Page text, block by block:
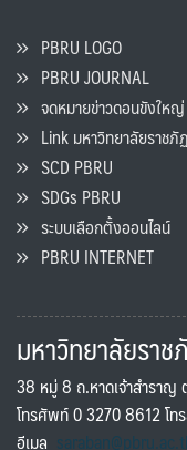
PBRU LOGO
PBRU JOURNAL
จดหมายข่าวดอนขังใหญ่
Link มหาวิทยาลัยราชภัฏ
SCD PBRU
SDGs PBRU
ระบบเลือกตั้งออนไลน์
PBRU INTERNET
มหาวิทยาลัยรา
38 หมู่ 8 ถ.หาดเจ้าสำราญ
โทรศัพท์ 0 3270 8612 โท
อีเมล